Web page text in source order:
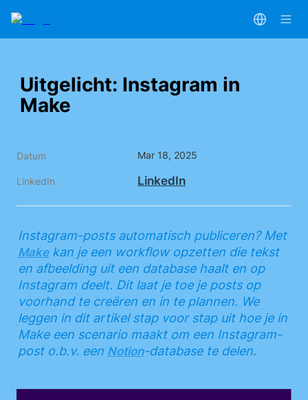
Uitgelicht: Instagram in
Make
Datum Mar 18, 2025
LinkedIn LinkedIn
Instagram-posts automatisch publiceren? Met
Make kan je een workflow opzetten die tekst
en afbeelding uit een database haalt en op
Instagram deelt. Dit laat je toe je posts op
voorhand te creëren en in te plannen. We
leggen in dit artikel stap voor stap uit hoe je in
Make een scenario maakt om een Instagram-
post o.b.v. een Notion-database te delen.